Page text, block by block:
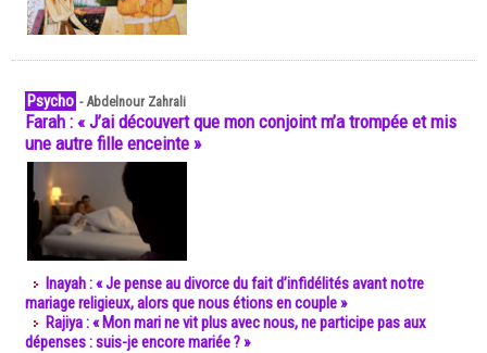
Psycho -Abdelnour Zahrali
Farah : « J’ai découvert que mon conjoint m’a trompée et mis
une autre fille enceinte »
Inayah : « Je pense au divorce du fait d’infidélités avant notre
mariage religieux, alors que nous étions en couple »
Rajiya : « Mon mari ne vit plus avec nous, ne participe pas aux
dépenses : suis-je encore mariée ? »